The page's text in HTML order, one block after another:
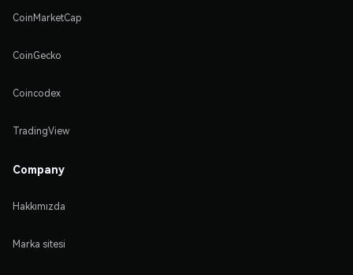
CoinMarketCap
CoinGecko
Coincodex
TradingView
Company
Hakkımızda
Marka sitesi